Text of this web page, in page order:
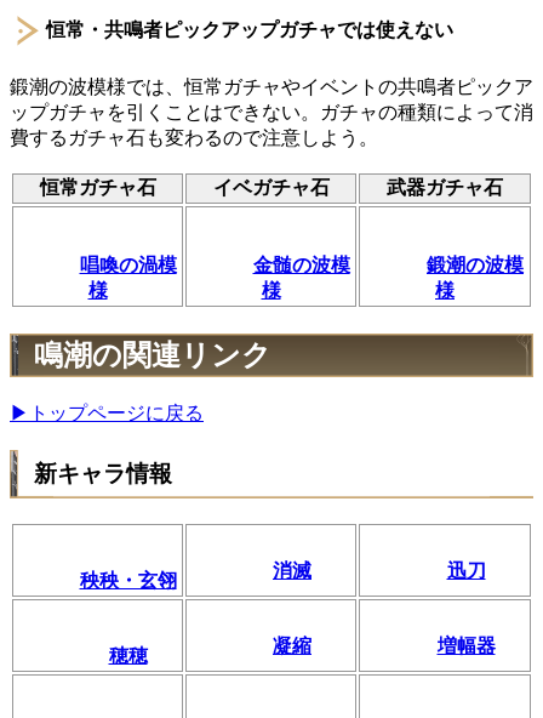
恒常・共鳴者ピックアップガチャでは使えない
鍛潮の波模様では、恒常ガチャやイベントの共鳴者ピックア
ップガチャを引くことはできない。ガチャの種類によって消
費するガチャ石も変わるので注意しよう。
恒常ガチャ石 イベガチャ石 武器ガチャ石
唱喚の渦模
様
金髄の波模
様
鍛潮の波模
様
鳴潮の関連リンク
▶トップページに戻る
新キャラ情報
秧秧・玄翎 消滅 迅刀
穂穂 凝縮 増幅器